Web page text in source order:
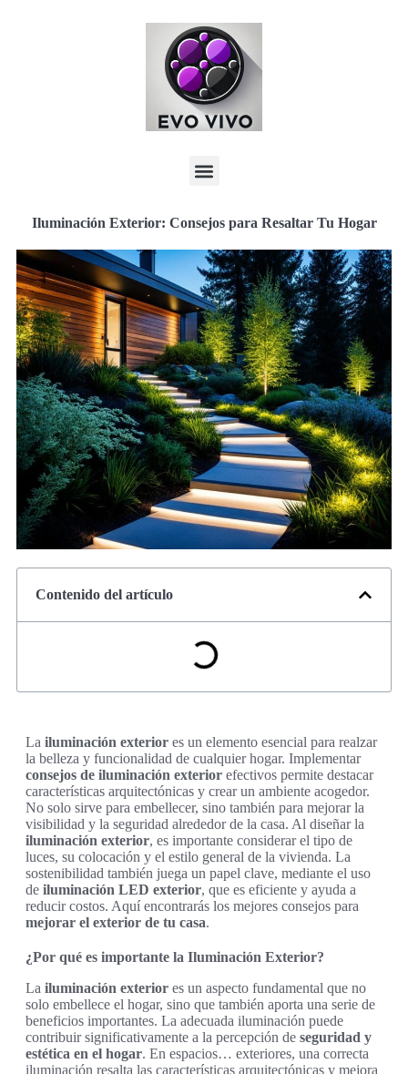
Iluminación Exterior: Consejos para Resaltar Tu Hogar
Contenido del artículo
La iluminación exterior es un elemento esencial para realzar
la belleza y funcionalidad de cualquier hogar. Implementar
consejos de iluminación exterior efectivos permite destacar
características arquitectónicas y crear un ambiente acogedor.
No solo sirve para embellecer, sino también para mejorar la
visibilidad y la seguridad alrededor de la casa. Al diseñar la
iluminación exterior, es importante considerar el tipo de
luces, su colocación y el estilo general de la vivienda. La
sostenibilidad también juega un papel clave, mediante el uso
de iluminación LED exterior, que es eficiente y ayuda a
reducir costos. Aquí encontrarás los mejores consejos para
mejorar el exterior de tu casa.
¿Por qué es importante la Iluminación Exterior?
La iluminación exterior es un aspecto fundamental que no
solo embellece el hogar, sino que también aporta una serie de
beneficios importantes. La adecuada iluminación puede
contribuir significativamente a la percepción de seguridad y
estética en el hogar. En espacios… exteriores, una correcta
iluminación resalta las características arquitectónicas y mejora